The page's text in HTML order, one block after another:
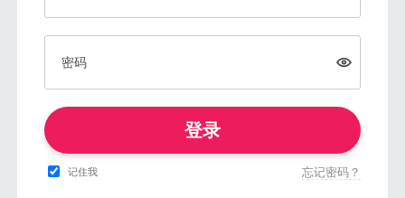
密码
登录
记住我 忘记密码？